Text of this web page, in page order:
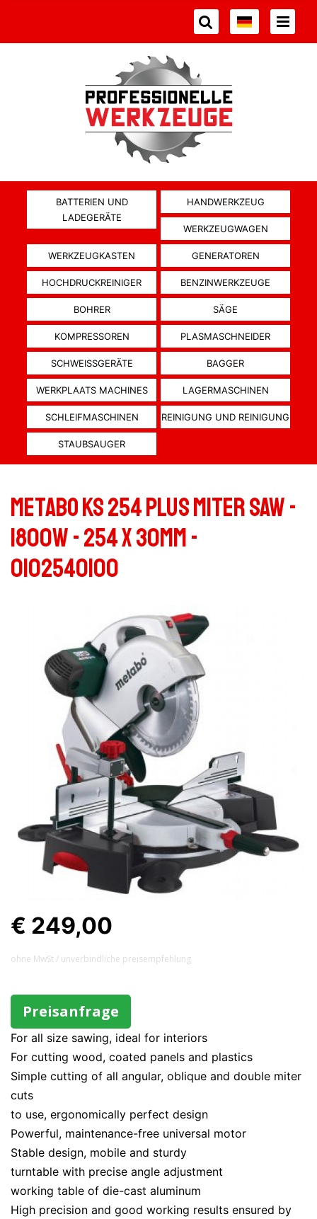
BATTERIEN UND
LADEGERÄTE
HANDWERKZEUG
WERKZEUGWAGEN
WERKZEUGKASTEN GENERATOREN
HOCHDRUCKREINIGER BENZINWERKZEUGE
BOHRER SÄGE
KOMPRESSOREN PLASMASCHNEIDER
SCHWEISSGERÄTE BAGGER
WERKPLAATS MACHINES LAGERMASCHINEN
SCHLEIFMASCHINEN REINIGUNG UND REINIGUNG
STAUBSAUGER
Metabo KS 254 PLUS Miter Saw -
1800W - 254 x 30mm -
0102540100
€ 249,00
ohne MwSt / unverbindliche preisempfehlung
Preisanfrage
For all size sawing, ideal for interiors
For cutting wood, coated panels and plastics
Simple cutting of all angular, oblique and double miter
cuts
to use, ergonomically perfect design
Powerful, maintenance-free universal motor
Stable design, mobile and sturdy
turntable with precise angle adjustment
working table of die-cast aluminum
High precision and good working results ensured by